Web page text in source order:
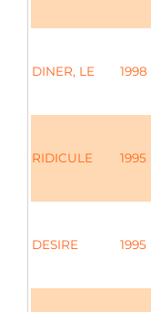
DINER, LE 1998
RIDICULE 1995
DESIRE 1995